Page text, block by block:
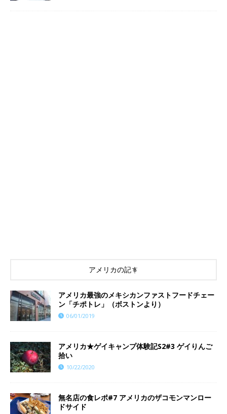
アメリカの記事
アメリカ最強のメキシカンファストフードチェー
ン「チポトレ」（ボストンより）
06/01/2019
アメリカ★ゲイキャンプ体験記S2#3 ゲイりんご
拾い
10/22/2020
​​無名店の食レポ#7 アメリカのザコモンマンロー
ドサイド